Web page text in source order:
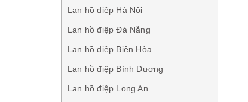
Lan hồ điệp Hà Nội
Lan hồ điệp Đà Nẵng
Lan hồ điệp Biên Hòa
Lan hồ điệp Bình Dương
Lan hồ điệp Long An